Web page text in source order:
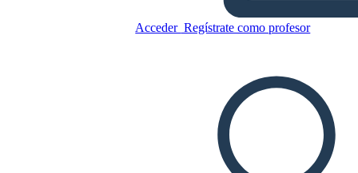
Acceder Regístrate como profesor
Copie este guión gráfico
CREAR UN GUIÓN GRÁFICO